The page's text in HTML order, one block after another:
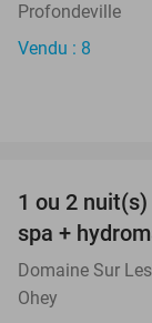
Profondeville
Vendu : 8
1 ou 2
spa +
Domaine Sur
Ohey